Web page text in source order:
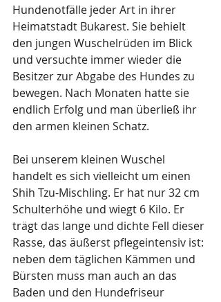
Hundenotfälle jeder Art in ihrer
Heimatstadt Bukarest. Sie behielt
den jungen Wuschelrüden im Blick
und versuchte immer wieder die
Besitzer zur Abgabe des Hundes zu
bewegen. Nach Monaten hatte sie
endlich Erfolg und man überließ ihr
den armen kleinen Schatz.
Bei unserem kleinen Wuschel
handelt es sich vielleicht um einen
Shih Tzu-Mischling. Er hat nur 32 cm
Schulterhöhe und wiegt 6 Kilo. Er
trägt das lange und dichte Fell dieser
Rasse, das äußerst pflegeintensiv ist:
neben dem täglichen Kämmen und
Bürsten muss man auch an das
Baden und den Hundefriseur